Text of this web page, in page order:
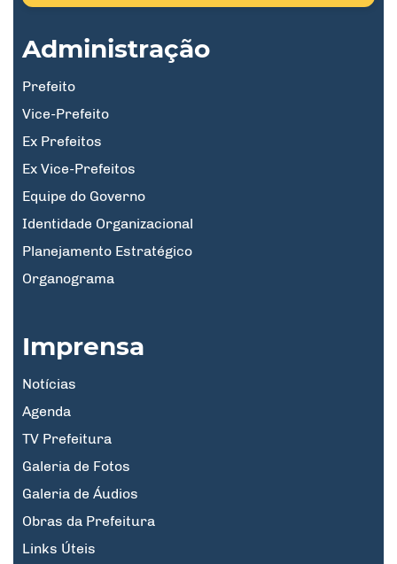
Administração
Prefeito
Vice-Prefeito
Ex Prefeitos
Ex Vice-Prefeitos
Equipe do Governo
Identidade Organizacional
Planejamento Estratégico
Organograma
Imprensa
Notícias
Agenda
TV Prefeitura
Galeria de Fotos
Galeria de Áudios
Obras da Prefeitura
Links Úteis